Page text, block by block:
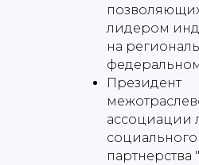
позволяющих
лидером
на
Президент
ассоциации
социального
партнерства